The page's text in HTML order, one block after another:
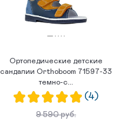
Ортопедические детские
сандалии Orthoboom 71597-33
темно-с...
(4)
9 590 руб.